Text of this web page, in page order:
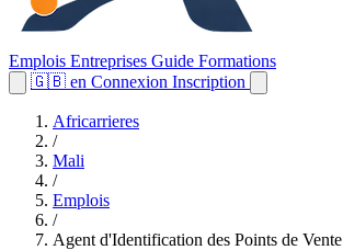
Emplois Entreprises Guide Formations
🇬🇧 en Connexion Inscription
Africarrieres
/
Mali
/
Emplois
/
Agent d'Identification des Points de Vente